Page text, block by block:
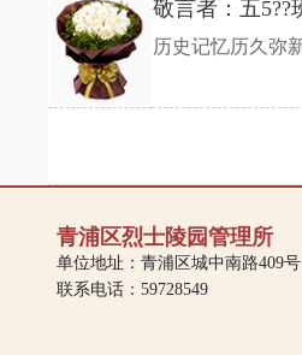
青浦区烈士陵园管理所
单位地址：青浦区城中南路409号
联系电话：59728549